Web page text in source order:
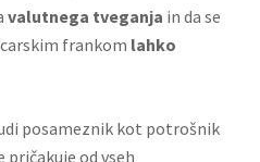
valutnega tveganja in da se
frankom lahko
posameznik kot potrošnik
pričakuje od vseh